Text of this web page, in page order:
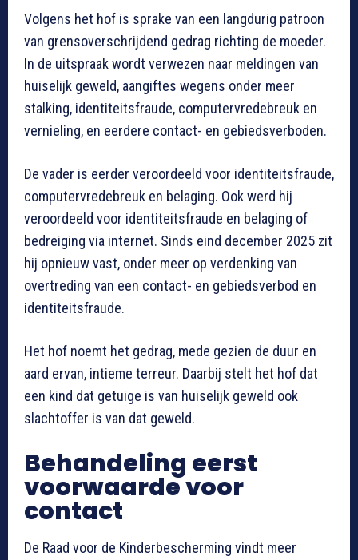
Volgens het hof is sprake van een langdurig patroon
van grensoverschrijdend gedrag richting de moeder.
In de uitspraak wordt verwezen naar meldingen van
huiselijk geweld, aangiftes wegens onder meer
stalking, identiteitsfraude, computervredebreuk en
vernieling, en eerdere contact- en gebiedsverboden.
De vader is eerder veroordeeld voor identiteitsfraude,
computervredebreuk en belaging. Ook werd hij
veroordeeld voor identiteitsfraude en belaging of
bedreiging via internet. Sinds eind december 2025 zit
hij opnieuw vast, onder meer op verdenking van
overtreding van een contact- en gebiedsverbod en
identiteitsfraude.
Het hof noemt het gedrag, mede gezien de duur en
aard ervan, intieme terreur. Daarbij stelt het hof dat
een kind dat getuige is van huiselijk geweld ook
slachtoffer is van dat geweld.
Behandeling eerst
voorwaarde voor
contact
De Raad voor de Kinderbescherming vindt meer